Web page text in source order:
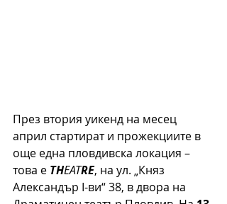
През втория уикенд на месец
април стартират и прожекциите в
още една пловдивска локация –
това е THEATRE, на ул. „Княз
Александър I-ви“ 38, в двора на